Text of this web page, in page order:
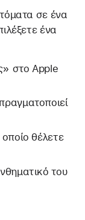
σε ένα
ένα
στο Apple
θέλετε
του